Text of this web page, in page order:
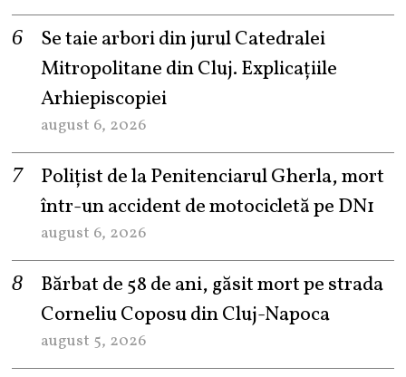
Se taie arbori din jurul Catedralei
Mitropolitane din Cluj. Explicațiile
Arhiepiscopiei
august 6, 2026
Polițist de la Penitenciarul Gherla, mort
într-un accident de motocicletă pe DN1
august 6, 2026
Bărbat de 58 de ani, găsit mort pe strada
Corneliu Coposu din Cluj-Napoca
august 5, 2026